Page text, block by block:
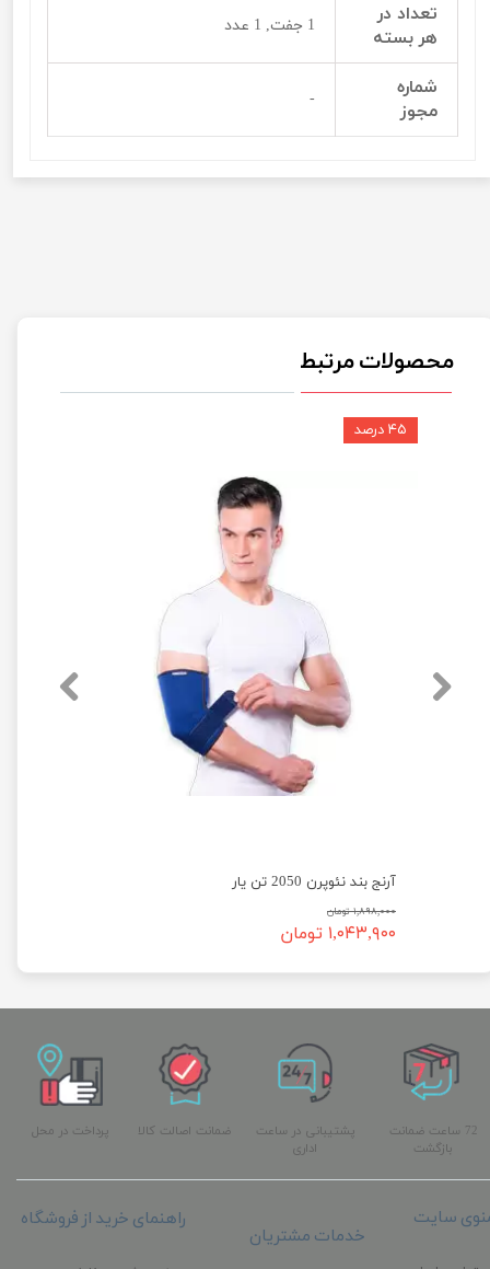
تعداد در
هر بسته
1 جفت, 1 عدد
شماره
مجوز
-
محصولات مرتبط
آرنج بند نئوپرن 2050 تن یار
۱,۸۹۸,۰۰۰ تومان
۱,۰۴۳,۹۰۰ تومان
۴۵ درصد
پشتیبانی در ساعت
اداری
پرداخت در محل
72 ساعت ضمانت
بازگشت
ضمانت اصالت کالا
راهنمای خرید از فروشگاه
خدمات مشتریان
سایت